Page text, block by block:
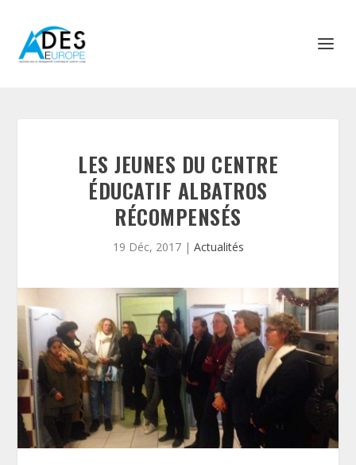
LES JEUNES DU CENTRE
ÉDUCATIF ALBATROS
RÉCOMPENSÉS
19 Déc, 2017| Actualités